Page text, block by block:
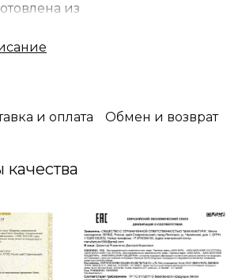
из
с сатином .
электричество и не
с использованием
и оплата Обмен и возврат